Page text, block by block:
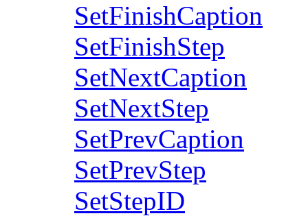
SetFinishCaption
SetFinishStep
SetNextCaption
SetNextStep
SetPrevCaption
SetPrevStep
SetStepID